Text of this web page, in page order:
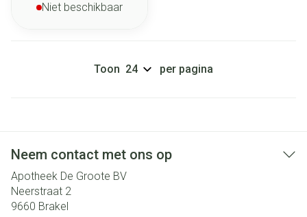
Niet beschikbaar
Toon per pagina
Neem contact met ons op
Apotheek De Groote BV
Neerstraat 2
9660 Brakel